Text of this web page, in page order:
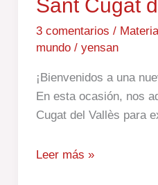
Sant Cugat
3 comentarios /
mundo/ yensan
¡Bienvenidos a una
En esta ocasión, nos
Cugat del Vallès para
Piera
de
Sant
del
Leer más »